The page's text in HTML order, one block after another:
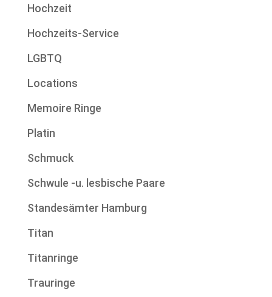
Hochzeit
Hochzeits-Service
LGBTQ
Locations
Memoire Ringe
Platin
Schmuck
Schwule -u. lesbische Paare
Standesämter Hamburg
Titan
Titanringe
Trauringe